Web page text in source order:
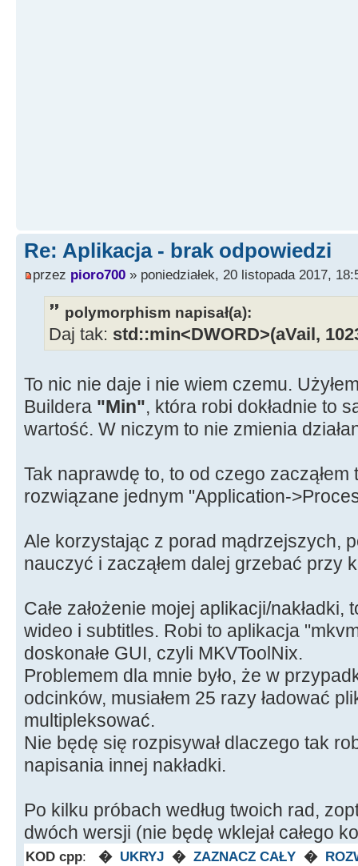
Re: Aplikacja - brak odpowiedzi
przez pioro700 » poniedziałek, 20 listopada 2017,
polymorphism napisał(a):
Daj tak: std::min<DWORD>(aVail,
To nic nie daje i nie wiem czemu.
Buildera "Min", która robi dokładnie to
wartość. W niczym to nie zmienia
Tak naprawdę to, to od czego zacząłem
rozwiązane jednym "Application-
Ale korzystając z porad mądrzejszych,
nauczyć i zacząłem dalej grzebać przy
Całe założenie mojej aplikacji/
wideo i subtitles. Robi to aplikacja
doskonałe GUI, czyli MKVToolNix.
Problemem dla mnie było, że w
odcinków, musiałem 25 razy ładować
multipleksować.
Nie będę się rozpisywał dlaczego tak
napisania innej nakładki.
Po kilku próbach według twoich rad,
dwóch wersji (nie będę wklejał całego
KOD cpp: � UKRYJ � ZAZNACZ CAŁY �